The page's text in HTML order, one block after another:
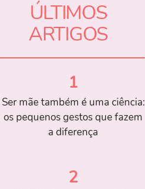
ÚLTIMOS
ARTIGOS
1
Ser mãe também é uma ciência:
os pequenos gestos que fazem
a diferença
2